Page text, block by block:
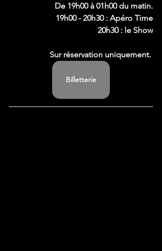
De 19h00 à 01h00 du matin.
19h00 - 20h30 : Apéro Time
20h30 : le Show
Sur réservation uniquement.
Billetterie